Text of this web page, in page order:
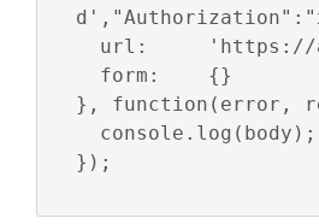
url:
}, function(error,
});